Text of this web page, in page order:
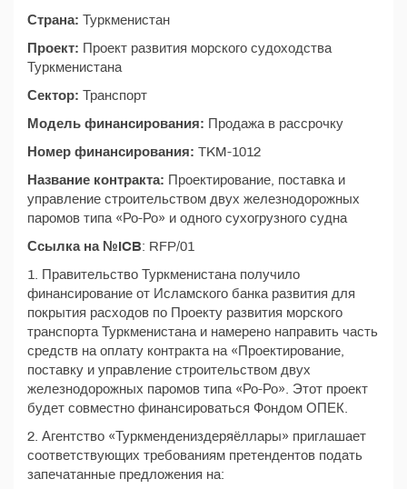
Страна: Туркменистан
Проект: Проект развития морского судоходства
Туркменистана
Сектор: Транспорт
Модель финансирования: Продажа в рассрочку
Номер финансирования: TKM-1012
Название контракта: Проектирование, поставка и
управление строительством двух железнодорожных
паромов типа «Ро-Ро» и одного сухогрузного судна
Ссылка на №ICB: RFP/01
1. Правительство Туркменистана получило
финансирование от Исламского банка развития для
покрытия расходов по Проекту развития морского
транспорта Туркменистана и намерено направить часть
средств на оплату контракта на «Проектирование,
поставку и управление строительством двух
железнодорожных паромов типа «Ро-Ро». Этот проект
будет совместно финансироваться Фондом ОПЕК.
2. Агентство «Туркмендениздеряёллары» приглашает
соответствующих требованиям претендентов подать
запечатанные предложения на: